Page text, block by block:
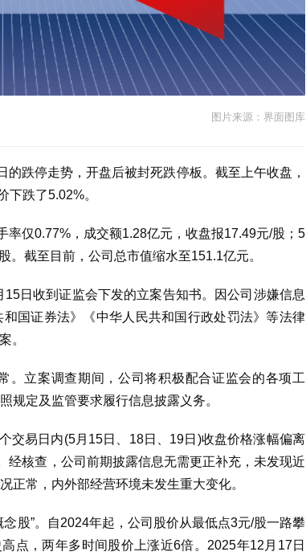
图片来源：界面图库
跌停走势，开盘后被封死跌停板。截至上午收盘，
下跌了5.02%。
仅0.77%，成交额1.28亿元，收盘报17.49元/股；5
。截至目前，公司总市值缩水至151.1亿元。
日收到证监会下发的立案告知书。因公司涉嫌信息
国证券法》《中华人民共和国行政处罚法》等法律
。
。立案调查期间，公司将积极配合证监会的各项工
规定及监管要求履行信息披露义务。
交易日内(5月15日、18日、19日)收盘价格涨幅偏离
经核查，公司前期披露信息无需更正补充，未发现近
正常，内外部经营环境未发生重大变化。
股”。自2024年起，公司股价从最低点3元/股一路攀
点，两年多时间股价上涨近6倍。2025年12月17日